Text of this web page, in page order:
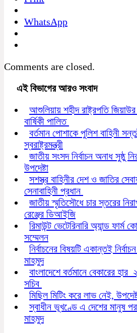
WhatsApp
Comments are closed.
এই বিভাগের আরও সংবাদ
আশুলিয়ায় শহীদ রাষ্ট্রপতি
বার্ষিকী পালিত
বর্তমান পোশাকে পুলিশ বাহিনী
স্বরাষ্ট্রমন্ত্রী
জাতীয় সংসদ নির্বাচন অনাধ সুষ্ঠু
উপদেষ্টা
সশস্ত্র বাহিনীর দেশ ও জাতির
সেনাবাহিনী প্রধান
জাতীয় স্মৃতিসৌধে চার স্তরের
রেঞ্জের ডিআইজি
রিমাউন্ট ভেটেরিনারি অ্যান্ড ফার্ম
সম্মেলন
নির্বাচনের বিষয়টি একান্তই
মাহমুদ
বাংলাদেশে বর্তমানে বেকারের
সচিব
মিছিল মিটিং করে লাভ নেই,
স্বাধীন ভূখণ্ডে এ দেশের মানুষ
মাহমুদ